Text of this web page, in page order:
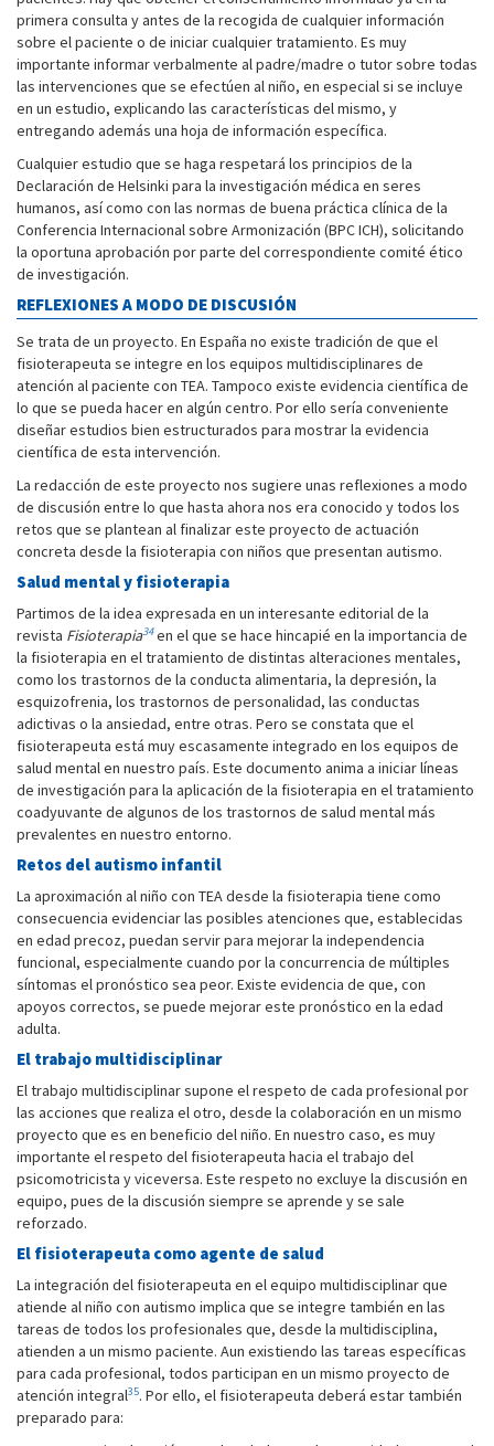
primera consulta y antes de la recogida de cualquier información
sobre el paciente o de iniciar cualquier tratamiento. Es muy
importante informar verbalmente al padre/madre o tutor sobre todas
las intervenciones que se efectúen al niño, en especial si se incluye
en un estudio, explicando las características del mismo, y
entregando además una hoja de información específica.
Cualquier estudio que se haga respetará los principios de la
Declaración de Helsinki para la investigación médica en seres
humanos, así como con las normas de buena práctica clínica de la
Conferencia Internacional sobre Armonización (BPC ICH), solicitando
la oportuna aprobación por parte del correspondiente comité ético
de investigación.
REFLEXIONES A MODO DE DISCUSIÓN
Se trata de un proyecto. En España no existe tradición de que el
fisioterapeuta se integre en los equipos multidisciplinares de
atención al paciente con TEA. Tampoco existe evidencia científica de
lo que se pueda hacer en algún centro. Por ello sería conveniente
diseñar estudios bien estructurados para mostrar la evidencia
científica de esta intervención.
La redacción de este proyecto nos sugiere unas reflexiones a modo
de discusión entre lo que hasta ahora nos era conocido y todos los
retos que se plantean al finalizar este proyecto de actuación
concreta desde la fisioterapia con niños que presentan autismo.
Salud mental y fisioterapia
Partimos de la idea expresada en un interesante editorial de la
revista Fisioterapia34en el que se hace hincapié en la importancia de
la fisioterapia en el tratamiento de distintas alteraciones mentales,
como los trastornos de la conducta alimentaria, la depresión, la
esquizofrenia, los trastornos de personalidad, las conductas
adictivas o la ansiedad, entre otras. Pero se constata que el
fisioterapeuta está muy escasamente integrado en los equipos de
salud mental en nuestro país. Este documento anima a iniciar líneas
de investigación para la aplicación de la fisioterapia en el tratamiento
coadyuvante de algunos de los trastornos de salud mental más
prevalentes en nuestro entorno.
Retos del autismo infantil
La aproximación al niño con TEA desde la fisioterapia tiene como
consecuencia evidenciar las posibles atenciones que, establecidas
en edad precoz, puedan servir para mejorar la independencia
funcional, especialmente cuando por la concurrencia de múltiples
síntomas el pronóstico sea peor. Existe evidencia de que, con
apoyos correctos, se puede mejorar este pronóstico en la edad
adulta.
El trabajo multidisciplinar
El trabajo multidisciplinar supone el respeto de cada profesional por
las acciones que realiza el otro, desde la colaboración en un mismo
proyecto que es en beneficio del niño. En nuestro caso, es muy
importante el respeto del fisioterapeuta hacia el trabajo del
psicomotricista y viceversa. Este respeto no excluye la discusión en
equipo, pues de la discusión siempre se aprende y se sale
reforzado.
El fisioterapeuta como agente de salud
La integración del fisioterapeuta en el equipo multidisciplinar que
atiende al niño con autismo implica que se integre también en las
tareas de todos los profesionales que, desde la multidisciplina,
atienden a un mismo paciente. Aun existiendo las tareas específicas
para cada profesional, todos participan en un mismo proyecto de
atención integral35. Por ello, el fisioterapeuta deberá estar también
preparado para: